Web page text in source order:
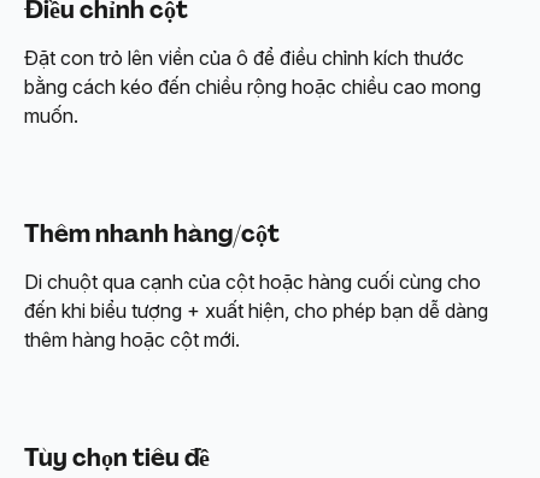
Điều chỉnh cột
Đặt con trỏ lên viền của ô để điều chỉnh kích thước
bằng cách kéo đến chiều rộng hoặc chiều cao mong
muốn.
Thêm nhanh hàng/cột
Di chuột qua cạnh của cột hoặc hàng cuối cùng cho
đến khi biểu tượng + xuất hiện, cho phép bạn dễ dàng
thêm hàng hoặc cột mới.
Tùy chọn tiêu đề